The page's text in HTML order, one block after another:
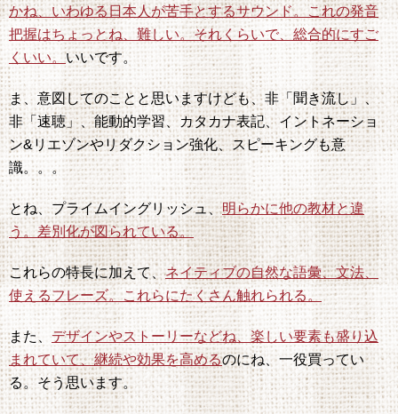
かね、いわゆる日本人が苦手とするサウンド。これの発音
把握はちょっとね、難しい。それくらいで、総合的にすご
くいい。いいです。
ま、意図してのことと思いますけども、非「聞き流し」、
非「速聴」、能動的学習、カタカナ表記、イントネーショ
ン&リエゾンやリダクション強化、スピーキングも意
識。。。
とね、プライムイングリッシュ、明らかに他の教材と違
う。差別化が図られている。
これらの特長に加えて、ネイティブの自然な語彙、文法、
使えるフレーズ。これらにたくさん触れられる。
また、デザインやストーリーなどね、楽しい要素も盛り込
まれていて、継続や効果を高めるのにね、一役買ってい
る。そう思います。